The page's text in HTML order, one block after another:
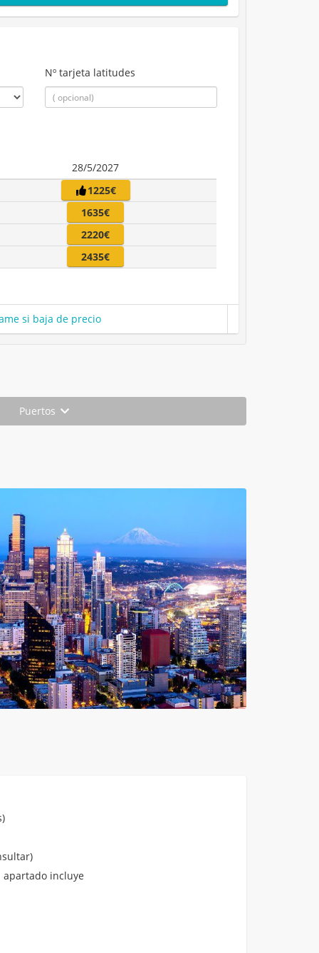
Nº tarjeta latitudes
28/5/2027
1225€
1635€
2220€
2435€
si baja de precio
Puertos
apartado incluye